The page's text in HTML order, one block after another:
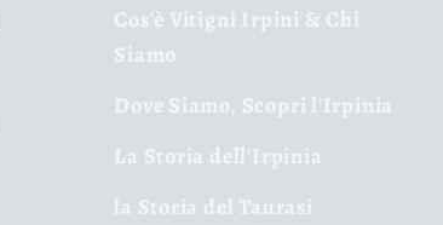
Cos'è Vitigni Irpini & Chi
Siamo
Dove Siamo, Scopri l'Irpinia
La Storia dell'Irpinia
la Storia del Taurasi